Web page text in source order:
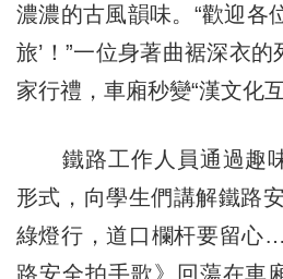
濃濃的古風韻味。“歡迎各
旅’！”一位身著曲裾深衣
家行禮，車廂秒變“漢文化互
鐵路工作人員通過趣
形式，向學生們講解鐵路
綠燈行，道口欄杆要留心
路安全拍手歌》回蕩在車